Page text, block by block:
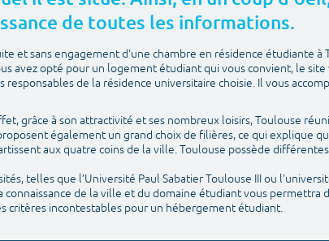
de toutes les informations.
et sans engagement d'une chambre en résidence étudiante à
avez opté pour un logement étudiant qui vous convient, le
de la résidence universitaire choisie. Il vous
grâce à son attractivité et ses nombreux loisirs, Toulouse
également un grand choix de filières, ce qui explique
aux quatre coins de la ville. Toulouse possède
telles que l’Université Paul Sabatier Toulouse III ou
connaissance de la ville et du domaine étudiant vous
critères incontestables pour un hébergement étudiant.